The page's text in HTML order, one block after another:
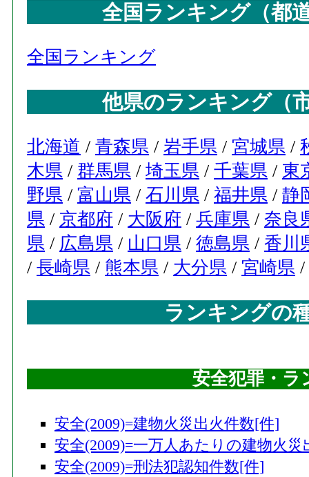
全国ランキング（都
全国ランキング
他県のランキング（
北海道 / 青森県 / 岩手県 / 宮城県 /
木県 / 群馬県 / 埼玉県 / 千葉県 / 東
野県 / 富山県 / 石川県 / 福井県 / 静
県 / 京都府 / 大阪府 / 兵庫県 / 奈良
県 / 広島県 / 山口県 / 徳島県 / 香川
/ 長崎県 / 熊本県 / 大分県 / 宮崎県 /
ランキングの
安全犯罪・ラ
安全(2009)=建物火災出火件数[件]
安全(2009)=一万人あたりの建物火災
安全(2009)=刑法犯認知件数[件]